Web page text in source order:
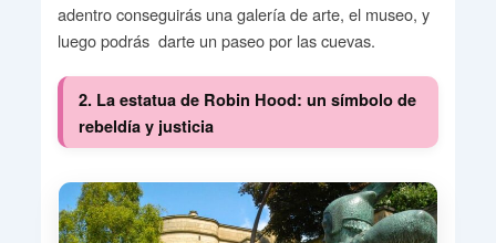
adentro conseguirás una galería de arte, el museo, y
luego podrás darte un paseo por las cuevas.
2. La estatua de Robin Hood: un símbolo de
rebeldía y justicia